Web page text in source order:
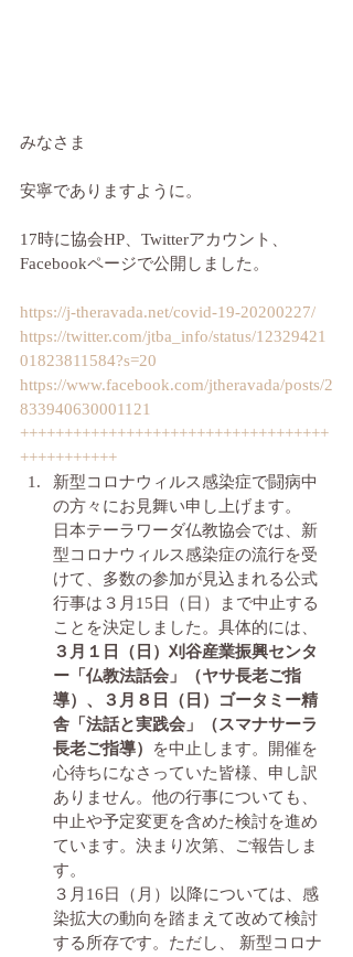
みなさま
安寧でありますように。
17時に協会HP、Twitterアカウント、
Facebookページで公開しました。
https://j-theravada.net/covid-19-20200227/
https://twitter.com/jtba_info/status/12329421
01823811584?s=20
https://www.facebook.com/jtheravada/posts/2
833940630001121
+++++++++++++++++++++++++++++++++++
+++++++++++
新型コロナウィルス感染症で闘病中
の方々にお見舞い申し上げます。
日本テーラワーダ仏教協会では、新
型コロナウィルス感染症の流行を受
けて、多数の参加が見込まれる公式
行事は３月15日（日）まで中止する
ことを決定しました。具体的には、
３月１日（日）刈谷産業振興センタ
ー「仏教法話会」（ヤサ長老ご指
導）、３月８日（日）ゴータミー精
舎「法話と実践会」（スマナサーラ
長老ご指導）
を中止します。開催を
心待ちになさっていた皆様、申し訳
ありません。他の行事についても、
中止や予定変更を含めた検討を進め
ています。決まり次第、ご報告しま
す。
３月16日（月）以降については、感
染拡大の動向を踏まえて改めて検討
する所存です。ただし、 新型コロナ